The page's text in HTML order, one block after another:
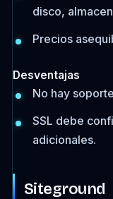
disco,
Precios
Desventajas
No hay
SSL debe
adicionales.
Siteground